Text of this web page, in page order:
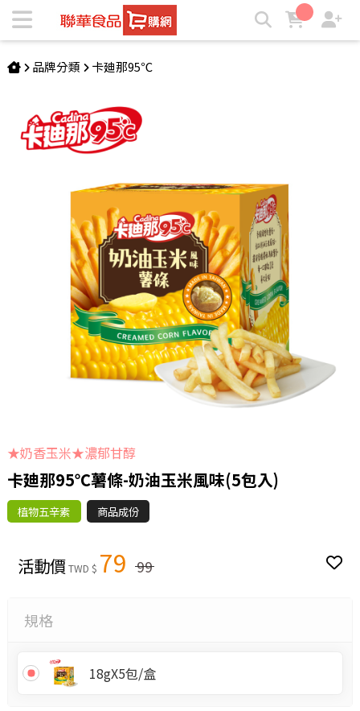
卡廸那95℃薯條-奶油玉米風味(5包入) | ★聯華食品e購網★
品牌分類 卡廸那95℃
★奶香玉米★濃郁甘醇
卡廸那95℃薯條-奶油玉米風味(5包入)
植物五辛素 商品成份
活動價TWD $ 79 99
規格
18gX5包/盒